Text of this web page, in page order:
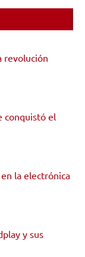
revolución
conquistó el
la electrónica
y sus